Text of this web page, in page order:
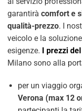
garantirà comfort e
qualità-prezzo. I
veicolo e la
esigenze.
I prezzi
Milano sono alla
per un viaggio
Verona (max 12